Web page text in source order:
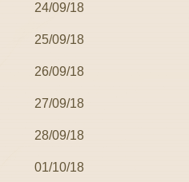
24/09/18
25/09/18
26/09/18
27/09/18
28/09/18
01/10/18